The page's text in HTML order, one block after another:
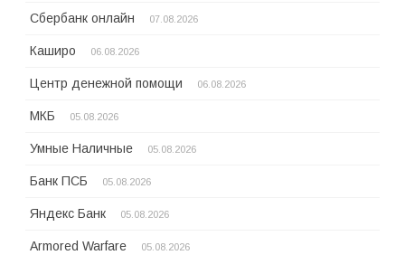
Сбербанк онлайн 07.08.2026
Каширо 06.08.2026
Центр денежной помощи 06.08.2026
МКБ 05.08.2026
Умные Наличные 05.08.2026
Банк ПСБ 05.08.2026
Яндекс Банк 05.08.2026
Armored Warfare 05.08.2026